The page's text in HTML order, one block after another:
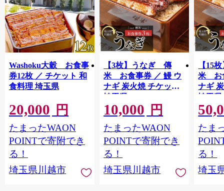
Washoku大穀 お食事
券12枚 ／ チケット 和
食料理 埼玉県
20,000 円
たまったWAON
POINTで寄附でき
る！
埼玉県川越市
【3枚】うなぎ 傳
米 お食事券 ／ 鰻 ウ
ナギ 炭火焼 チケット
埼玉県
10,000 円
たまったWAON
POINTで寄附でき
る！
埼玉県川越市
【15
米 お
ナギ
埼玉県
たま
る！
埼玉